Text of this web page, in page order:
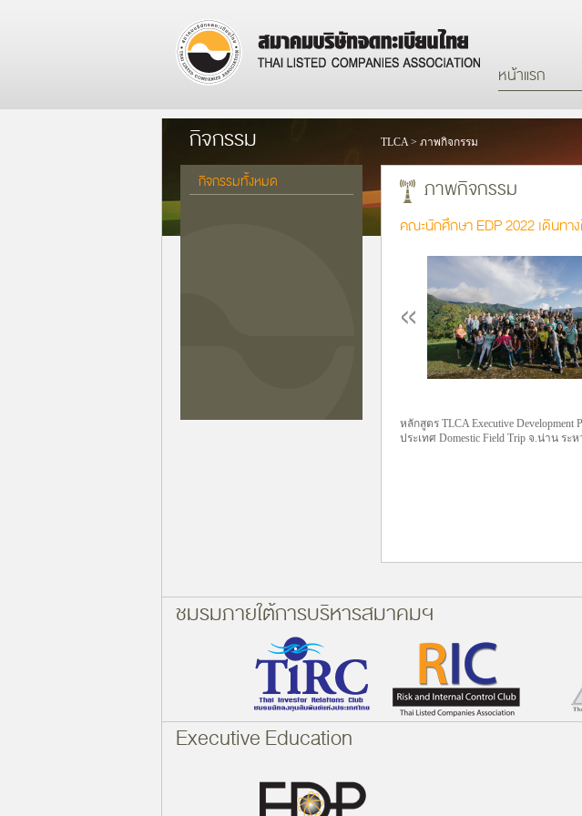
หน้าแรก
กิจกรรม TLCA> ภาพกิจกรรม
ภาพกิจกรรม
คณะนักศึกษา EDP 2022 เดินทา
หลักสูตร TLCA Executive
ประเทศ Domestic Field Trip จ.น่าน ระ
กิจกรรมทั้งหมด
ชมรมภายใต้การบริหารสมาคมฯ
Executive Education